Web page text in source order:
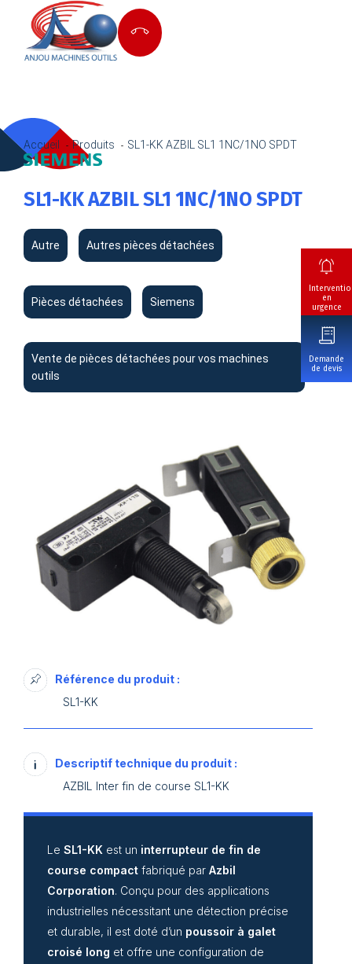
en
urgence
Demande
de devis
Accueil Produits SL1-KK AZBIL SL1 1NC/1NO SPDT
SL1-KK AZBIL SL1 1NC/1NO SPDT
Autre Autres pièces détachées
Pièces détachées Siemens
Vente de pièces détachées pour vos machines
outils
Référence du produit :
SL1-KK
Descriptif technique du produit :
AZBIL Inter fin de course SL1-KK
Le SL1-KK est un interrupteur de fin de
course compact fabriqué par Azbil
Corporation. Conçu pour des applications
industrielles nécessitant une détection précise
et durable, il est doté d’un poussoir à galet
croisé long et offre une configuration de